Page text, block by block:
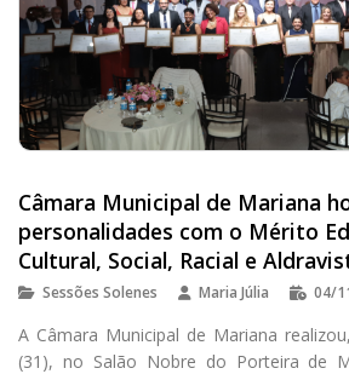
Câmara Municipal de Mariana
personalidades com o Mérito
Cultural, Social, Racial e
Sessões Solenes Maria Júlia 04/
A Câmara Municipal de Mariana
(31), no Salão Nobre do Porteira de